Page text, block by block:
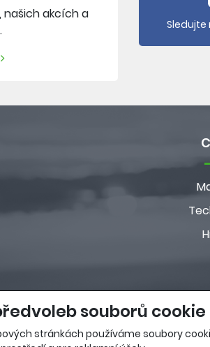
souborů cookie
stránkách používáme soubory
akcích a
Sledujte